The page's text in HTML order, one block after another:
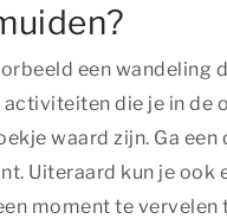
een wandeling
die je in
waard zijn. Ga
Uiteraard kun je
moment te